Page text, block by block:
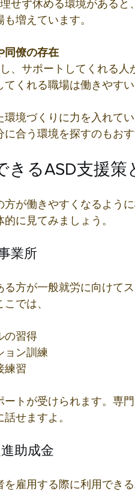
増えています。
同僚の存在
くれる職場は働きやすい
環境づくりに力を入れて
合う環境を探すのもおす
きるASD支援策
方が働きやすくなるよう
に見てみましょう。
業所
る方が一般就労に向けて
では、
の習得
ョン訓練
練習
トが受けられます。専
せますよ。
助成金
を雇用する際に利用でき